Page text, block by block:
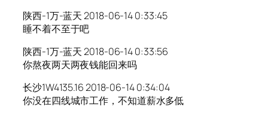
陕西-1万-蓝天 2018-06-14 0:33:45
睡不着不至于吧
陕西-1万-蓝天 2018-06-14 0:33:56
你熬夜两天两夜钱能回来吗
长沙1W4135.16 2018-06-14 0:34:04
你没在四线城市工作，不知道薪水多低